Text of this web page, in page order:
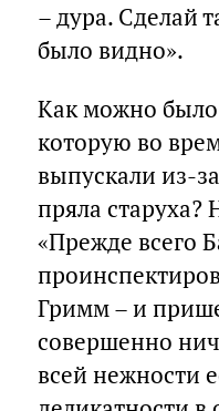
– дура. Сделай
было видно».
Как можно было
которую во
выпускали из-
пряла
«Прежде всего
Гримм – и
совершенно
всей нежности